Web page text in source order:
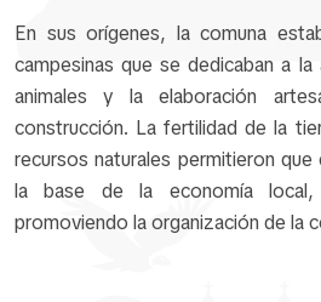
En sus orígenes, la comuna
campesinas que se dedicaban a la
animales y la elaboración
construcción. La fertilidad de la
recursos naturales permitieron
la base de la economía local,
promoviendo la organización de la